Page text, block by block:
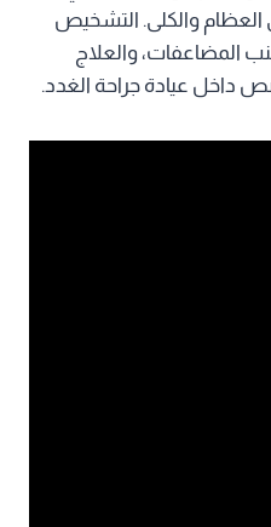
والكلى. التشخيص
المضاعفات، والعلاج
داخل عيادة جراحة الغدد.